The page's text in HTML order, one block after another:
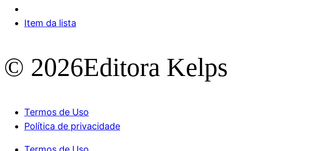
Item da lista
© 2026Editora Kelps
Termos de Uso
Política de privacidade